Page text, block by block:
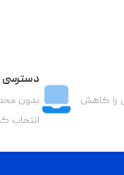
را کاهش
دسترسی
بدون
انتخاب